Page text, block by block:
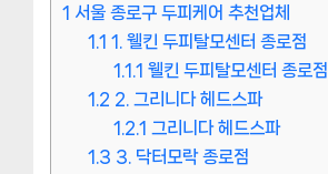
1 서울 종로구 두피케어 추천업체
1.1 1. 웰킨 두피탈모센터 종로점
1.1.1 웰킨 두피탈모센터 종로점
1.2 2. 그리니다 헤드스파
1.2.1 그리니다 헤드스파
1.3 3. 닥터모락 종로점